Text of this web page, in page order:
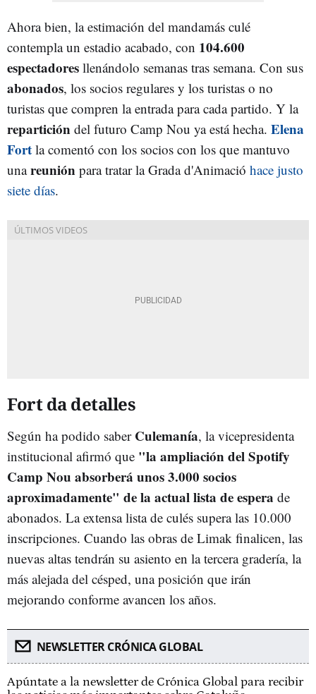
Ahora bien, la estimación del mandamás culé
contempla un estadio acabado, con 104.600
espectadores llenándolo semanas tras semana. Con sus
abonados, los socios regulares y los turistas o no
turistas que compren la entrada para cada partido. Y la
repartición del futuro Camp Nou ya está hecha. Elena
Fort la comentó con los socios con los que mantuvo
unareunión para tratar la Grada d'Animació hace justo
siete días.
Fort da detalles
Según ha podido saber Culemanía, la vicepresidenta
institucional afirmó que "la ampliación del Spotify
Camp Nou absorberá unos 3.000 socios
aproximadamente" de la actual lista de espera de
abonados. La extensa lista de culés supera las 10.000
inscripciones. Cuando las obras de Limak finalicen, las
nuevas altas tendrán su asiento en la tercera gradería, la
más alejada del césped, una posición que irán
mejorando conforme avancen los años.
NEWSLETTER CRÓNICA GLOBAL
Apúntate a la newsletter de Crónica Global para recibir